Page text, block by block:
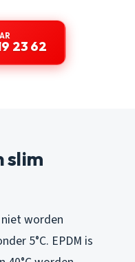
23 62
slim
worden
5°C. EPDM is